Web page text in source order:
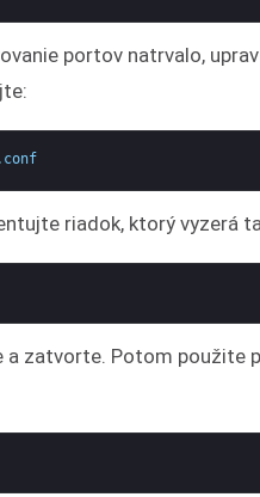
portov natrvalo,
conf
riadok, ktorý vyzerá
a zatvorte. Potom použite